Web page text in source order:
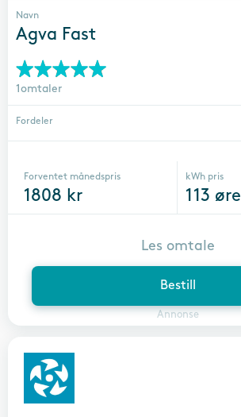
Navn
Agva Fast
1omtaler
Fordeler
Forventet månedspris
1808 kr
kWh pris
113 øre
Bestill
Annonse
Les omtale